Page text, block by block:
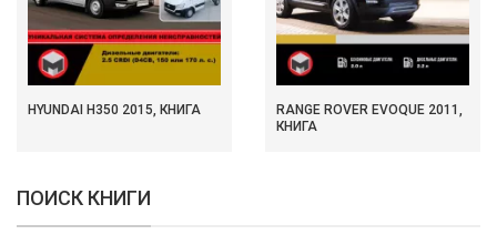
HYUNDAI H350 2015, КНИГА
RANGE ROVER EVOQUE 2011,
КНИГА
ПОИСК КНИГИ